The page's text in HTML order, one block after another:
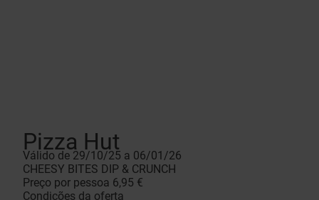
Pizza Hut
Válido de 29/10/25 a 06/01/26
CHEESY BITES DIP & CRUNCH
Preço por pessoa 6,95 €
Condições da oferta